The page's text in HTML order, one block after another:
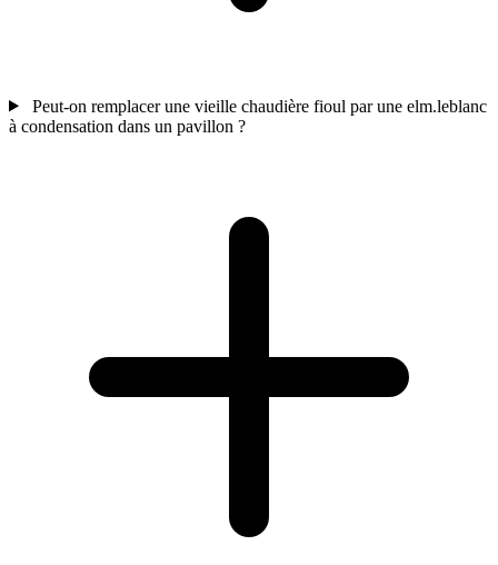
Peut-on remplacer une vieille chaudière fioul par une elm.leblanc
à condensation dans un pavillon ?